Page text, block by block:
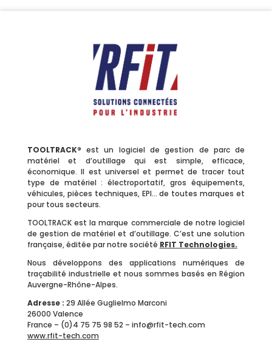
TOOLTRACK® est un logiciel de gestion de parc de
matériel et d’outillage qui est simple, efficace,
économique. Il est universel et permet de tracer tout
type de matériel : électroportatif, gros équipements,
véhicules, pièces techniques, EPI… de toutes marques et
pour tous secteurs.
TOOLTRACK est la marque commerciale de notre logiciel
de gestion de matériel et d’outillage. C’est une solution
française, éditée par notre société RFIT Technologies.
Nous développons des applications numériques de
traçabilité industrielle et nous sommes basés en Région
Auvergne-Rhône-Alpes.
Adresse : 29 Allée Guglielmo Marconi
26000 Valence
France – (0)4 75 75 98 52 – info@rfit-tech.com
www.rfit-tech.com